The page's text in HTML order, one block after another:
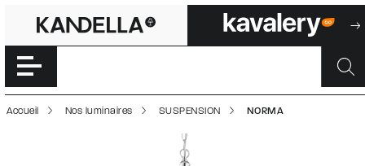
NORMA |
Accéder directement au contenu de la page
Accueil Nos luminaires SUSPENSION NORMA